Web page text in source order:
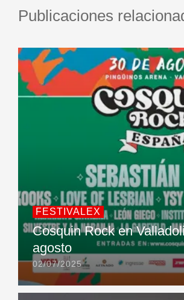
Publicaciones
FESTIVALEX
Cosquin Rock en
agosto
02/07/2025